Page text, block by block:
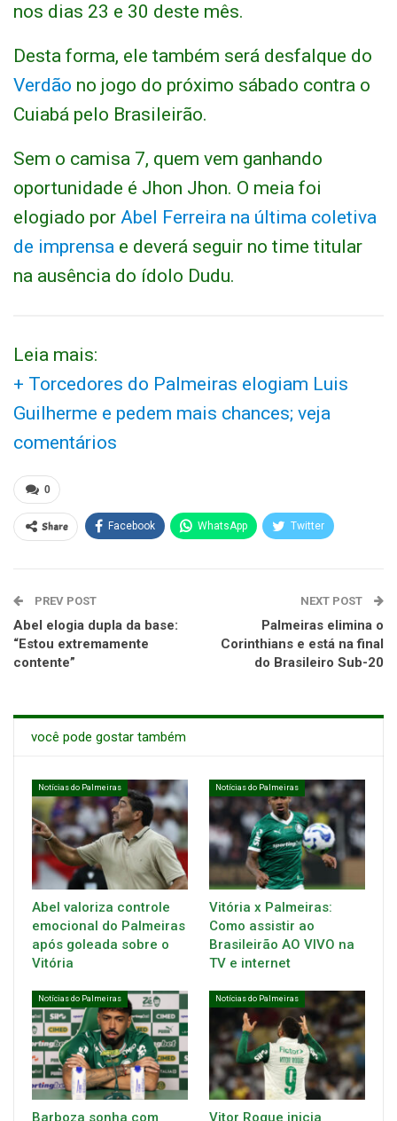
nos dias 23 e 30 deste mês.
Desta forma, ele também será desfalque do
Verdão no jogo do próximo sábado contra o
Cuiabá pelo Brasileirão.
Sem o camisa 7, quem vem ganhando
oportunidade é Jhon Jhon. O meia foi
elogiado por Abel Ferreira na última coletiva
de imprensa e deverá seguir no time titular
na ausência do ídolo Dudu.
Leia mais:
+ Torcedores do Palmeiras elogiam Luis
Guilherme e pedem mais chances; veja
comentários
0
Share Facebook WhatsApp Twitter
PREV POST
Abel elogia dupla da base:
“Estou extremamente
contente”
NEXT POST
Palmeiras elimina o
Corinthians e está na final
do Brasileiro Sub-20
você pode gostar também
Notícias do Palmeiras
Abel valoriza controle
emocional do Palmeiras
após goleada sobre o
Vitória
Notícias do Palmeiras
Vitória x Palmeiras:
Como assistir ao
Brasileirão AO VIVO na
TV e internet
Notícias do Palmeiras
Barboza sonha com
Notícias do Palmeiras
Vitor Roque inicia